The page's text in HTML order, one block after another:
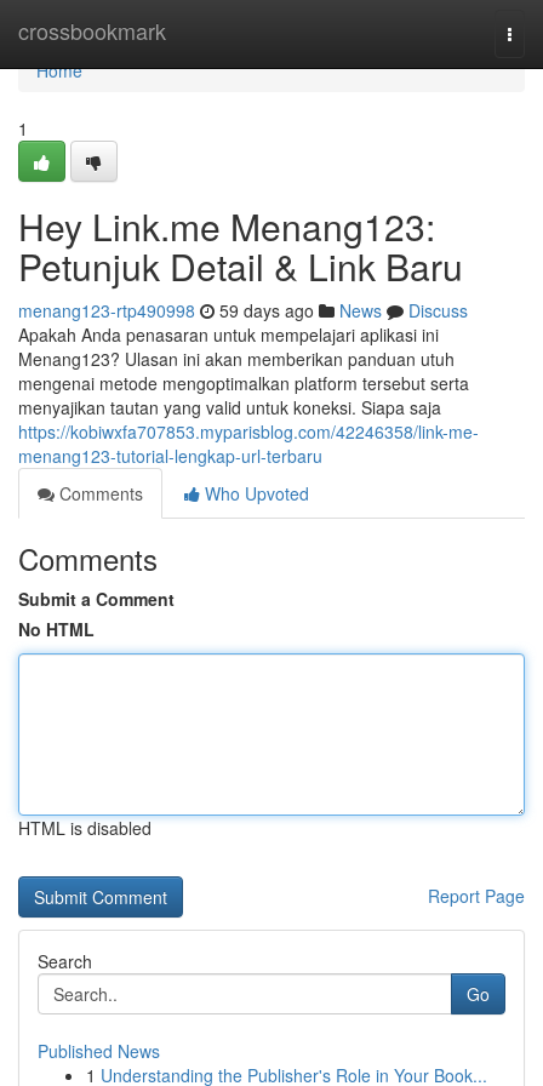
crossbookmark
Home
Home
1
Hey Link.me Menang123:
Petunjuk Detail & Link Baru
menang123-rtp490998 59 days ago News
Discuss
Apakah Anda penasaran untuk mempelajari aplikasi ini
Menang123? Ulasan ini akan memberikan panduan utuh
mengenai metode mengoptimalkan platform tersebut serta
menyajikan tautan yang valid untuk koneksi. Siapa saja
https://kobiwxfa707853.myparisblog.com/42246358/link-me-
menang123-tutorial-lengkap-url-terbaru
Comments
Who Upvoted
Comments
Submit a Comment
No HTML
HTML is disabled
Report Page
Search
Go
Published News
1 Understanding the Publisher's Role in Your Book...